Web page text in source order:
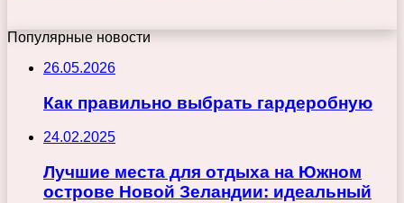
Популярные новости
26.05.2026
Как правильно выбрать гардеробную
24.02.2025
Лучшие места для отдыха на Южном
острове Новой Зеландии: идеальный